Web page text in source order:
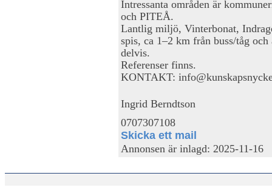
Intressanta områden är
och PITEÅ.
Lantlig miljö, Vinterbonat,
spis, ca 1–2 km från buss/tåg
delvis.
Referenser finns.
KONTAKT:
Ingrid Berndtson
0707307108
Skicka ett mail
Annonsen är inlagd: 2025-11-16